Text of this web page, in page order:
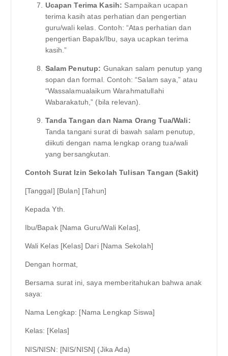
Ucapan Terima Kasih: Sampaikan ucapan
terima kasih atas perhatian dan pengertian
guru/wali kelas. Contoh: “Atas perhatian dan
pengertian Bapak/Ibu, saya ucapkan terima
kasih.”
Salam Penutup: Gunakan salam penutup yang
sopan dan formal. Contoh: “Salam saya,” atau
“Wassalamualaikum Warahmatullahi
Wabarakatuh,” (bila relevan).
Tanda Tangan dan Nama Orang Tua/Wali:
Tanda tangani surat di bawah salam penutup,
diikuti dengan nama lengkap orang tua/wali
yang bersangkutan.
Contoh Surat Izin Sekolah Tulisan Tangan (Sakit)
[Tanggal] [Bulan] [Tahun]
Kepada Yth.
Ibu/Bapak [Nama Guru/Wali Kelas],
Wali Kelas [Kelas] Dari [Nama Sekolah]
Dengan hormat,
Bersama surat ini, saya memberitahukan bahwa anak
saya:
Nama Lengkap: [Nama Lengkap Siswa]
Kelas: [Kelas]
NIS/NISN: [NIS/NISN] (Jika Ada)